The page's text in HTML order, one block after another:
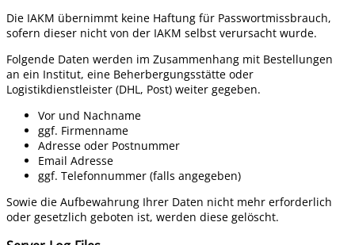
Die IAKM übernimmt keine Haftung für Passwortmissbrauch,
sofern dieser nicht von der IAKM selbst verursacht wurde.
Folgende Daten werden im Zusammenhang mit Bestellungen
an ein Institut, eine Beherbergungsstätte oder
Logistikdienstleister (DHL, Post) weiter gegeben.
Vor und Nachname
ggf. Firmenname
Adresse oder Postnummer
Email Adresse
ggf. Telefonnummer (falls angegeben)
Sowie die Aufbewahrung Ihrer Daten nicht mehr erforderlich
oder gesetzlich geboten ist, werden diese gelöscht.